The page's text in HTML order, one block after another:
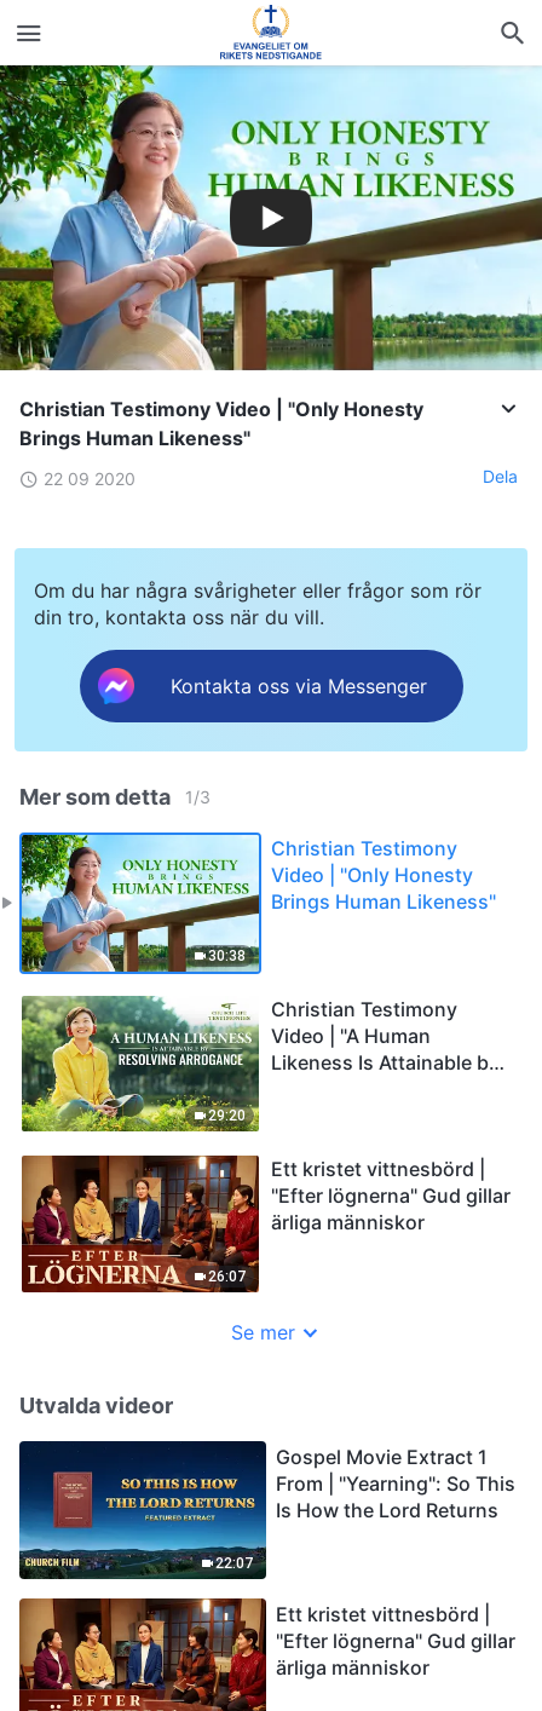
Christian Testimony Video | "Only Honesty
Brings Human Likeness"
22 09 2020 Dela
Om du har några svårigheter eller frågor som rör
din tro, kontakta oss när du vill.
Kontakta oss via Messenger
Mer som detta 1/3
30:38
Christian Testimony
Video | "Only Honesty
Brings Human Likeness"
29:20
Christian Testimony
Video | "A Human
Likeness Is Attainable by
26:07
Ett kristet vittnesbörd |
"Efter lögnerna" Gud gillar
ärliga människor
Se mer
Utvalda videor
22:07
Gospel Movie Extract 1
From | "Yearning": So This
Is How the Lord Returns
Ett kristet vittnesbörd |
"Efter lögnerna" Gud gillar
ärliga människor